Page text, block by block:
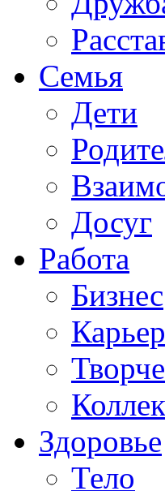
Семья
Дети
Досуг
Работа
Бизнес
Здоровье
Тело